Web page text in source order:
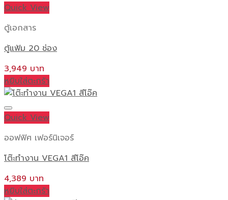
Quick View
ตู้เอกสาร
ตู้แฟ้ม 20 ช่อง
3,949
หยิบใส่ตะกร้า
Quick View
ออฟฟิศ เฟอร์นิเจอร์
โต๊ะทำงาน VEGA1 สีโอ๊ค
4,389
หยิบใส่ตะกร้า